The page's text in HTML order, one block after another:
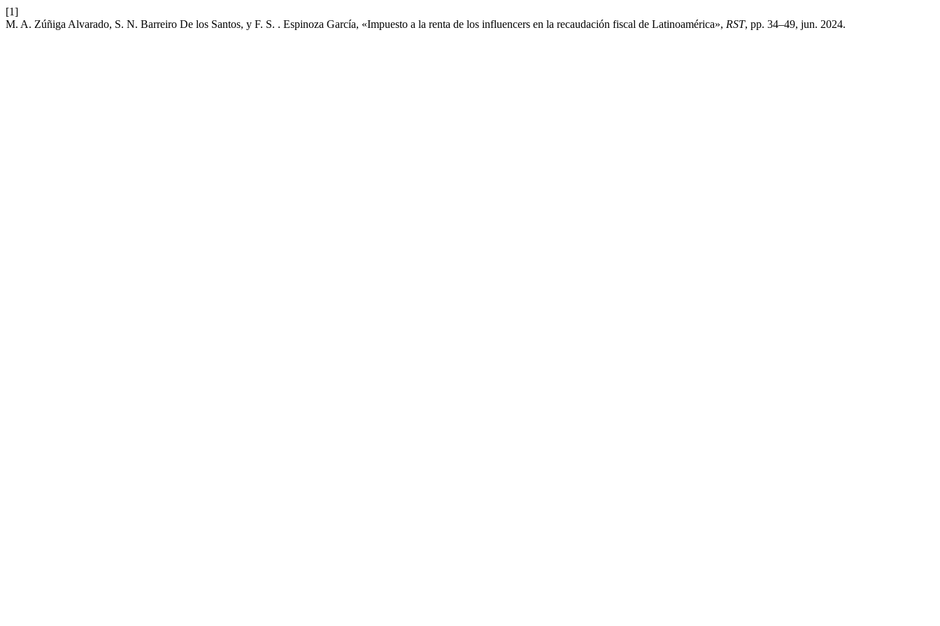
[1]
M. A. Zúñiga Alvarado, S. N. Barreiro De los Santos, y F. S. . Espinoza García, «Impuesto a la renta de los influencers en la recaudación fiscal de Latinoamérica», RST, pp. 34–49, jun. 2024.